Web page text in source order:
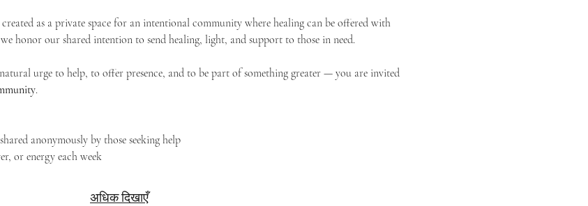
as a private space for an intentional community where healing can be offered with
honor our shared intention to send healing, light, and support to those in need.
urge to help, to offer presence, and to be part of something greater — you are invited
.
anonymously by those seeking help
or energy each week
अधिक दिखाएँ